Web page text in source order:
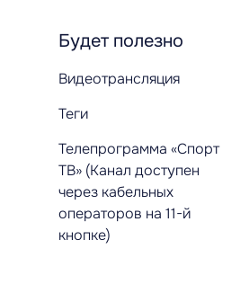
Будет полезно
Видеотрансляция
Теги
Телепрограмма «Спорт
ТВ» (Канал доступен
через кабельных
операторов на 11-й
кнопке)